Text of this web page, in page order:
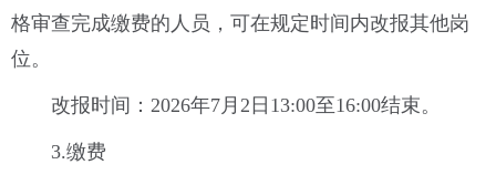
格审查完成缴费的人员，可在规定时间内改报其他岗
位。
改报时间：2026年7月2日13:00至16:00结束。
3.缴费